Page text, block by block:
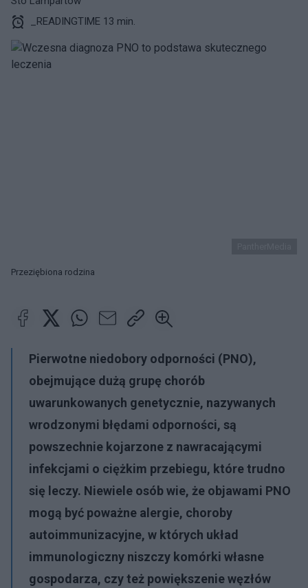
_READINGTIME 13 min.
Przeziębiona rodzina
Pierwotne niedobory odporności (PNO),
obejmujące dużą grupę chorób
uwarunkowanych genetycznie, nazywanych
wrodzonymi błędami odporności, są
powszechnie kojarzone z nawracającymi
infekcjami o ciężkim przebiegu, które trudno
się leczy. Niewiele osób wie, że objawami PNO
mogą być poważne alergie, choroby
autoimmunizacyjne, w których układ
immunologiczny niszczy komórki własne
gospodarza, czy też powiększenie węzłów